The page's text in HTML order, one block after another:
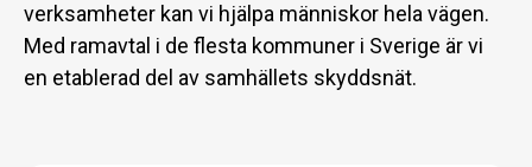
verksamheter kan vi hjälpa människor hela vägen.
Med ramavtal i de flesta kommuner i Sverige är vi
en etablerad del av samhällets skyddsnät.